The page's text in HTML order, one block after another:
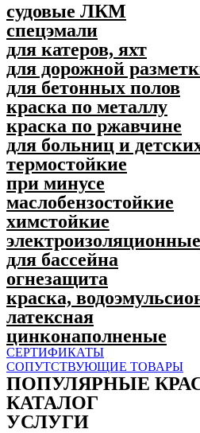
судовые ЛКМ
спецэмали
для катеров, яхт
для дорожной
для бетонных полов
краска по металлу
краска по ржавчине
для больниц и
термостойкие
при минусе
маслобензостойкие
химстойкие
электроизоляционные
для бассейна
огнезащита
краска,
латексная
цинконаполненые
СЕРТИФИКАТЫ
СОПУТСТВУЮЩИЕ ТОВАРЫ
ПОПУЛЯPНЫЕ
КАТАЛОГ
УСЛУГИ